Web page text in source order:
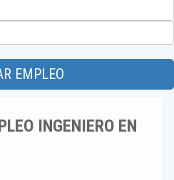
EMPLEO
INGENIERO EN